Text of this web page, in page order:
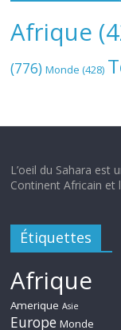
Afrique
(776) Monde (428)
L’oeil du Sahara est
Continent Africain et
Étiquettes
Afrique
Amerique Asie
Europe Monde